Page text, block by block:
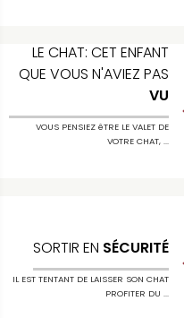
LE CHAT: CET ENFANT
QUE VOUS N'AVIEZ PAS
VU
VOUS PENSIEZ êTRE LE VALET DE
VOTRE CHAT, ...
SORTIR EN SÉCURITÉ
IL EST TENTANT DE LAISSER SON CHAT
PROFITER DU ...